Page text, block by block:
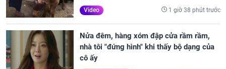
Video 1 giờ 38 phút trước
Nửa đêm, hàng xóm đập cửa rầm rầm,
nhà tôi "đứng hình" khi thấy bộ dạng của
cô ấy